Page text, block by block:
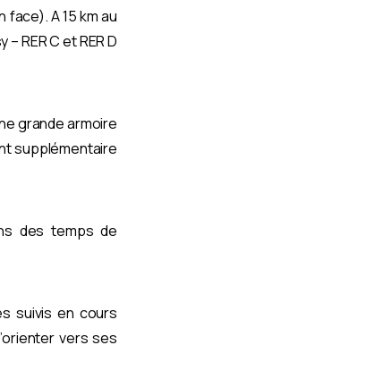
A 15 km au
RER C et RER D
grande armoire
supplémentaire
des temps de
suivis en cours
vers ses